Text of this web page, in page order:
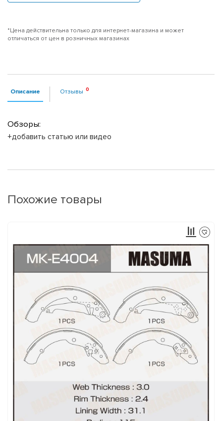
*Цена действительна только для интернет-магазина и может
отличаться от цен в розничных магазинах
Описание Отзывы
Обзоры:
+добавить статью или видео
Похожие товары